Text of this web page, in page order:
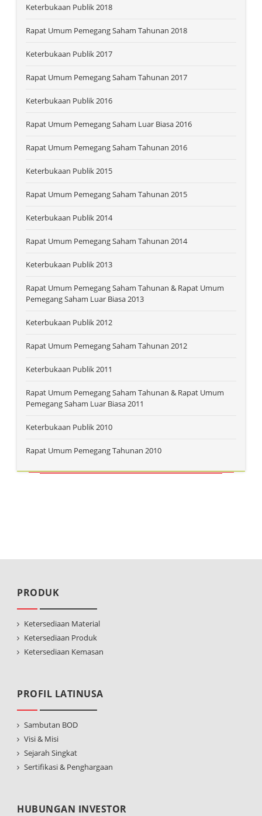
Keterbukaan Publik 2018
Rapat Umum Pemegang Saham Tahunan 2018
Keterbukaan Publik 2017
Rapat Umum Pemegang Saham Tahunan 2017
Keterbukaan Publik 2016
Rapat Umum Pemegang Saham Luar Biasa 2016
Rapat Umum Pemegang Saham Tahunan 2016
Keterbukaan Publik 2015
Rapat Umum Pemegang Saham Tahunan 2015
Keterbukaan Publik 2014
Rapat Umum Pemegang Saham Tahunan 2014
Keterbukaan Publik 2013
Rapat Umum Pemegang Saham Tahunan & Rapat Umum
Pemegang Saham Luar Biasa 2013
Keterbukaan Publik 2012
Rapat Umum Pemegang Saham Tahunan 2012
Keterbukaan Publik 2011
Rapat Umum Pemegang Saham Tahunan & Rapat Umum
Pemegang Saham Luar Biasa 2011
Keterbukaan Publik 2010
Rapat Umum Pemegang Tahunan 2010
PRODUK
Ketersediaan Material
Ketersediaan Produk
Ketersediaan Kemasan
PROFIL LATINUSA
Sambutan BOD
Visi & Misi
Sejarah Singkat
Sertifikasi & Penghargaan
HUBUNGAN INVESTOR